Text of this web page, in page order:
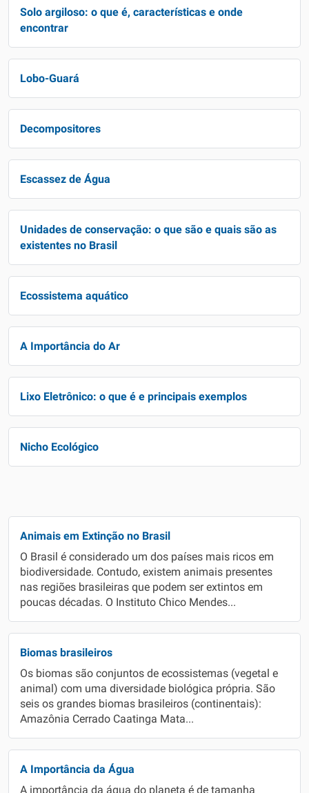
Solo argiloso: o que é, características e onde
encontrar
Lobo-Guará
Decompositores
Escassez de Água
Unidades de conservação: o que são e quais são as
existentes no Brasil
Ecossistema aquático
A Importância do Ar
Lixo Eletrônico: o que é e principais exemplos
Nicho Ecológico
Animais em Extinção no Brasil
O Brasil é considerado um dos países mais ricos em
biodiversidade. Contudo, existem animais presentes
nas regiões brasileiras que podem ser extintos em
poucas décadas. O Instituto Chico Mendes...
Biomas brasileiros
Os biomas são conjuntos de ecossistemas (vegetal e
animal) com uma diversidade biológica própria. São
seis os grandes biomas brasileiros (continentais):
Amazônia Cerrado Caatinga Mata...
A Importância da Água
A importância da água do planeta é de tamanha